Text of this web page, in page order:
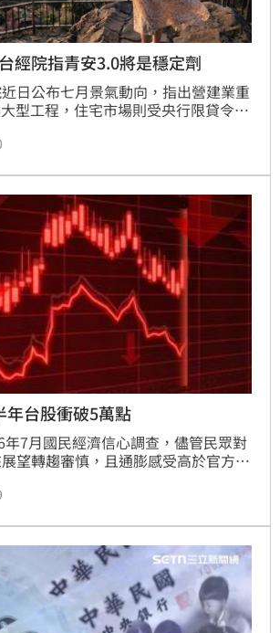
經院指青安3.0將是穩定劑
日公布七月景氣動向，指出營建業重
型工程，住宅市場則受央行限貸令壓
市場交易熱度較去年趨緩。台經院
。即將上路的「青安3.0」方案設有
富等四大緊箍咒，雖有控管性質，但
庭提供高額貸款，將成為支撐低總價
量。整體而言，政策管制天花板已
過，房市正逐步回歸健康的橫盤整理格
需求主導市場走勢。
年台股衝破5萬點
7月國民經濟信心調查，儘管民眾對
望轉趨審慎，且通膨感受高於官方預
半年表現，認為加權指數有望突破5
臨地緣政治風險及科技股波動，民間
成長仍抱持高度信仰。此次調查反映
後，投資心態仍偏向樂觀，為下半年
關鍵的民間風向球，顯示國人對權值龍
與長期期待依然維持在高檔水準。